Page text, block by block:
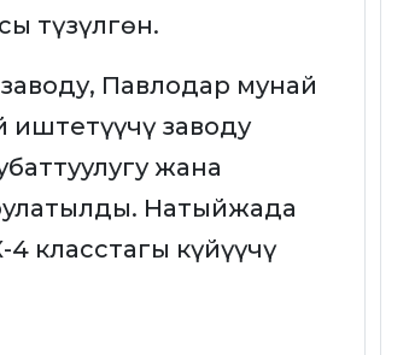
түзүлгөн.
Павлодар мунай
заводу
жана
Натыйжада
класстагы күйүүчү